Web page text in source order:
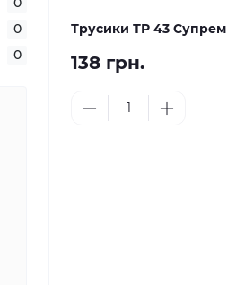
0
0
Трусики ТР 43 Супрем
138 грн.